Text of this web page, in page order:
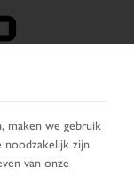
TAAL
maken we gebruik
noodzakelijk zijn
van onze